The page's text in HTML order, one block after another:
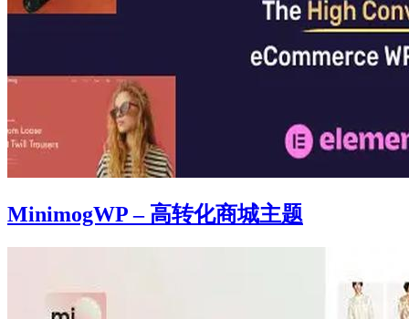
MinimogWP – 高转化商城主题